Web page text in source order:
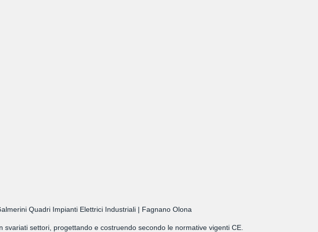
Quadri Impianti Elettrici Industriali | Fagnano Olona
settori, progettando e costruendo secondo le normative vigenti CE.